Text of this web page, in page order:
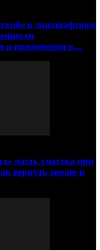
в ландшафтном
и применения в…
часть участка при
вернуть землю и